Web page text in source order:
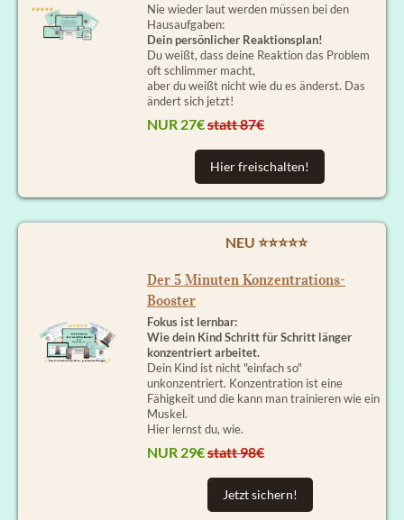
Nie wieder laut werden müssen bei den
Hausaufgaben:
Dein persönlicher Reaktionsplan!
Du weißt, dass deine Reaktion das Problem
oft schlimmer macht,
aber du weißt nicht wie du es änderst. Das
ändert sich jetzt!
NUR 27€statt 87€
Hier freischalten!
NEU ⭐⭐⭐⭐⭐
Der 5 Minuten Konzentrations-
Booster
Fokus ist lernbar:
Wie dein Kind Schritt für Schritt länger
konzentriert arbeitet.
Dein Kind ist nicht "einfach so"
unkonzentriert. Konzentration ist eine
Fähigkeit und die kann man trainieren wie ein
Muskel.
Hier lernst du, wie.
NUR 29€statt 98€
Jetzt sichern!